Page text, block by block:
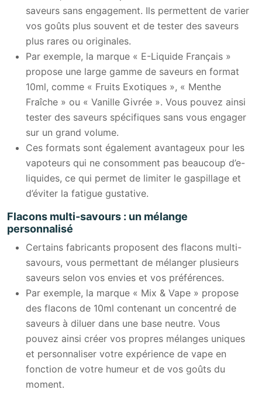
saveurs sans engagement. Ils permettent de varier
vos goûts plus souvent et de tester des saveurs
plus rares ou originales.
Par exemple, la marque « E-Liquide Français »
propose une large gamme de saveurs en format
10ml, comme « Fruits Exotiques », « Menthe
Fraîche » ou « Vanille Givrée ». Vous pouvez ainsi
tester des saveurs spécifiques sans vous engager
sur un grand volume.
Ces formats sont également avantageux pour les
vapoteurs qui ne consomment pas beaucoup d’e-
liquides, ce qui permet de limiter le gaspillage et
d’éviter la fatigue gustative.
Flacons multi-savours : un mélange
personnalisé
Certains fabricants proposent des flacons multi-
savours, vous permettant de mélanger plusieurs
saveurs selon vos envies et vos préférences.
Par exemple, la marque « Mix & Vape » propose
des flacons de 10ml contenant un concentré de
saveurs à diluer dans une base neutre. Vous
pouvez ainsi créer vos propres mélanges uniques
et personnaliser votre expérience de vape en
fonction de votre humeur et de vos goûts du
moment.